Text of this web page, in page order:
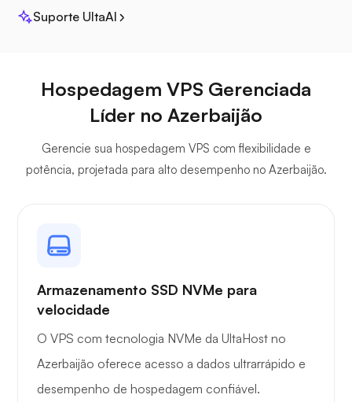
Owncast
Raio X
Suporte UltaAI
Hospedagem VPS Gerenciada
Líder no Azerbaijão
Gerencie sua hospedagem VPS com flexibilidade e
potência, projetada para alto desempenho no Azerbaijão.
Armazenamento SSD NVMe para
velocidade
O VPS com tecnologia NVMe da UltaHost no
Azerbaijão oferece acesso a dados ultrarrápido e
desempenho de hospedagem confiável.